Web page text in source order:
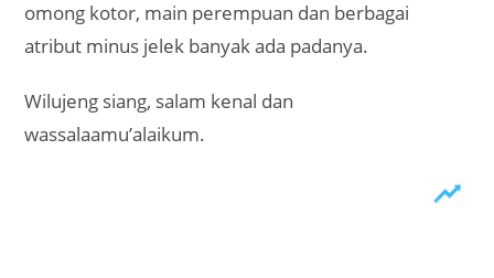
omong kotor, main perempuan dan berbagai
atribut minus jelek banyak ada padanya.
Wilujeng siang, salam kenal dan
wassalaamu’alaikum.